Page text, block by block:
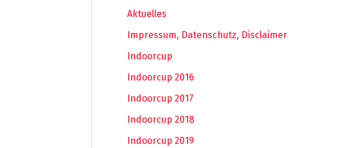
Aktuelles
Impressum, Datenschutz, Disclaimer
Indoorcup
Indoorcup 2016
Indoorcup 2017
Indoorcup 2018
Indoorcup 2019